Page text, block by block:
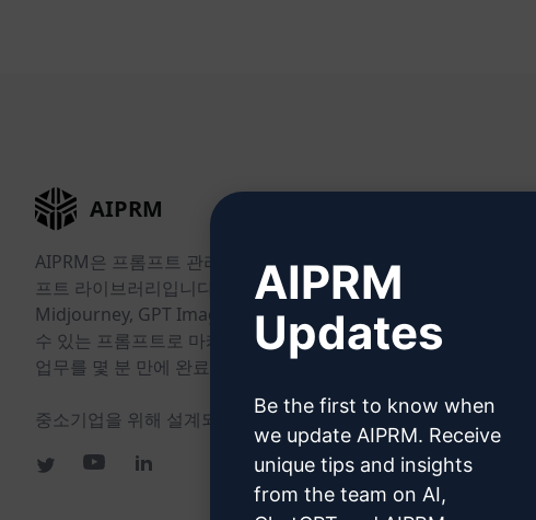
AIPRM
AIPRM은 프롬프트 관리 도구이자 커뮤니티 주도의 프롬
프트 라이브러리입니다. ChatGPT, Claude, Gemini,
Midjourney, GPT Image 등 다양한 도구에 바로 사용할
수 있는 프롬프트로 마케팅, 영업, 운영, 생산성, 고객 지원
업무를 몇 분 만에 완료하세요.
중소기업을 위해 설계되었습니다. 대기업도 신뢰합니다.
AIPRM
Updates
Be the first to know when
we update AIPRM. Receive
unique tips and insights
from the team on AI,